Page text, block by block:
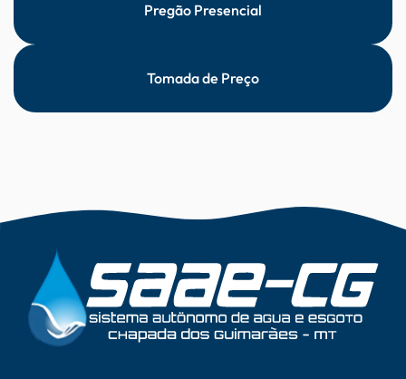
Pregão Presencial
Tomada de Preço
Onda
Rodapé